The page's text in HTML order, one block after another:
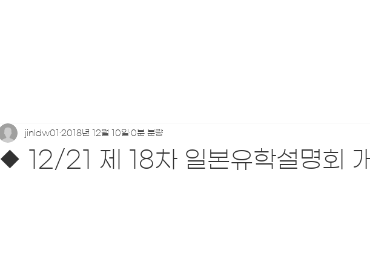
◆ 12/21 제 18차 일본유학설명회
jinldw01 2018년 12월 10일 0분 분량